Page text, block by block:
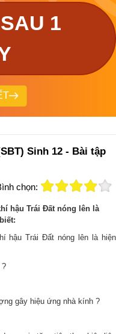
1
Sinh 12 - Bài tập
chọn:
hậu Trái Đất nóng lên là
hậu Trái Đất nóng lên là hiện
?
gây hiệu ứng nhà kính ?